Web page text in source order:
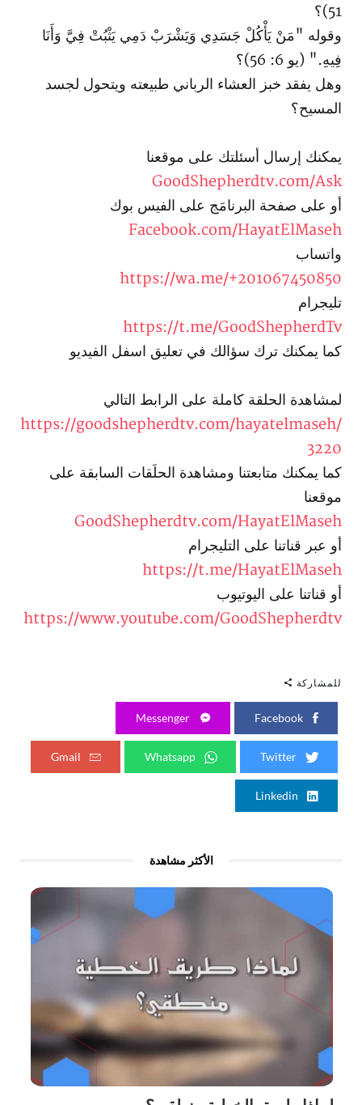
51)؟
وقوله "مَنْ يَأْكُلْ جَسَدِي وَيَشْرَبْ دَمِي يَثْبُتْ فِيَّ وَأَنَا
فِيهِ." (يو 6: 56)؟
وهل يفقد خبز العشاء الرباني طبيعته ويتحول لجسد
المسيح؟
يمكنك إرسال أسئلتك على موقعنا
GoodShepherdtv.com/Ask
أو على صفحة البرنامَج على الفيس بوك
Facebook.com/HayatElMaseh
واتساب
https://wa.me/+201067450850
تليجرام
https://t.me/GoodShepherdTv
كما يمكنك ترك سؤالك في تعليق اسفل الفيديو
لمشاهدة الحلقة كاملة على الرابط التالي
https://goodshepherdtv.com/hayatelmaseh/
3220
كما يمكنك متابعتنا ومشاهدة الحلَقات السابقة على
موقعنا
GoodShepherdtv.com/HayatElMaseh
أو عبر قناتنا على التليجرام
https://t.me/HayatElMaseh
أو قناتنا على اليوتيوب
https://www.youtube.com/GoodShepherdtv
للمشاركة
الأكثر مشاهدة